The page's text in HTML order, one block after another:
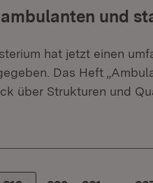
und
hat jetzt einen
Das Heft
über Strukturen und